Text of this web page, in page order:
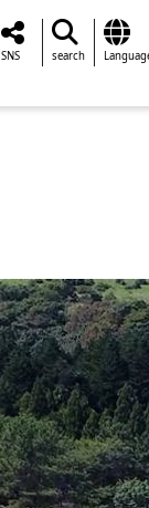
SNS search